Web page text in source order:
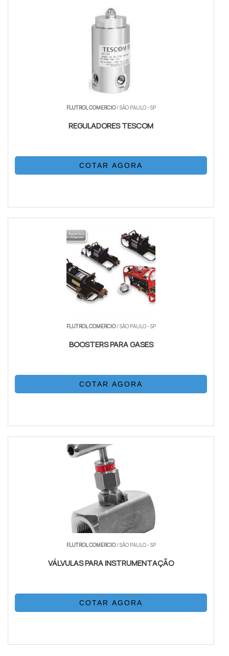
FLUTROL COMERCIO/ SÃO PAULO - SP
REGULADORES TESCOM
COTAR AGORA
FLUTROL COMERCIO/ SÃO PAULO - SP
BOOSTERS PARA GASES
COTAR AGORA
FLUTROL COMERCIO/ SÃO PAULO - SP
VÁLVULAS PARA INSTRUMENTAÇÃO
COTAR AGORA